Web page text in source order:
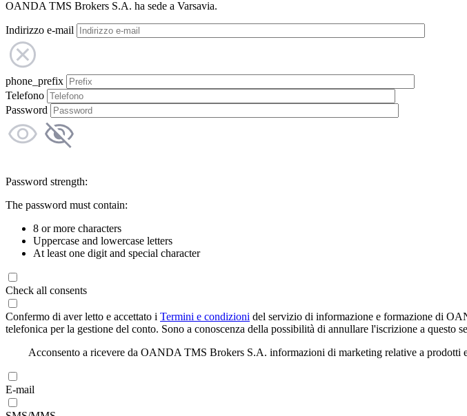
OANDA TMS Brokers S.A. ha sede a Varsavia.
Indirizzo e-mail
phone_prefix
Telefono
Password
Password strength:
The password must contain:
8 or more characters
Uppercase and lowercase letters
At least one digit and special character
Check all consents
Confermo di aver letto e accettato i Termini e condizioni del servizio di informazione e formazione di
telefonica per la gestione del conto. Sono a conoscenza della possibilità di annullare l'iscrizione a questo
Acconsento a ricevere da OANDA TMS Brokers S.A. informazioni di marketing relative a prodotti
E-mail